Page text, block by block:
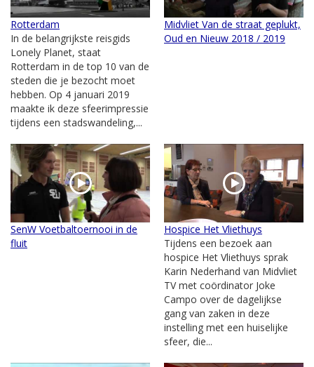
Rotterdam
In de belangrijkste reisgids
Lonely Planet, staat
Rotterdam in de top 10 van de
steden die je bezocht moet
hebben. Op 4 januari 2019
maakte ik deze sfeerimpressie
tijdens een stadswandeling,...
Midvliet Van de straat geplukt,
Oud en Nieuw 2018 / 2019
SenW Voetbaltoernooi in de
fluit
Hospice Het Vliethuys
Tijdens een bezoek aan
hospice Het Vliethuys sprak
Karin Nederhand van Midvliet
TV met coördinator Joke
Campo over de dagelijkse
gang van zaken in deze
instelling met een huiselijke
sfeer, die...